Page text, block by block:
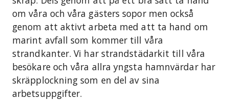
om våra och våra gästers sopor men också
genom att aktivt arbeta med att ta hand om
marint avfall som kommer till våra
strandkanter. Vi har strandstädarkit till våra
besökare och våra allra yngsta hamnvärdar har
skräpplockning som en del av sina
arbetsuppgifter.